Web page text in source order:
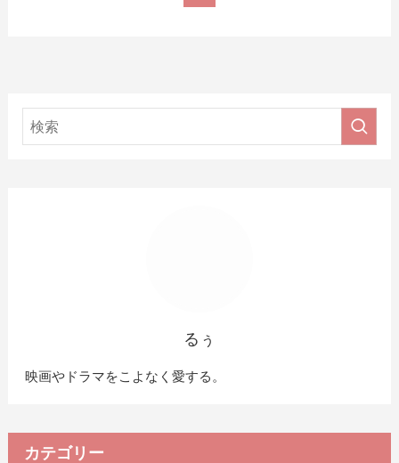
るぅ
映画やドラマをこよなく愛する。
カテゴリー